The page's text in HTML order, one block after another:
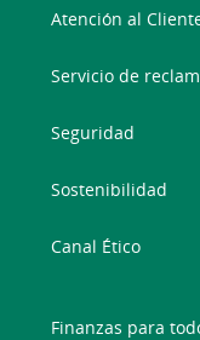
Atención al
Servicio de
Seguridad
Sostenibilidad
Canal Ético
Finanzas para